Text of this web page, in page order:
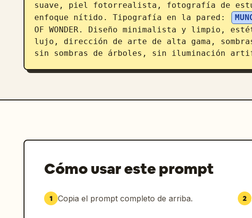
suave, piel fotorrealista, fotografía de
enfoque nítido. Tipografía en la pared:
OF WONDER. Diseño minimalista y limpio,
lujo, dirección de arte de alta gama,
sin sombras de árboles, sin iluminación
Cómo usar este prompt
1 Copia el prompt completo de arriba. 2